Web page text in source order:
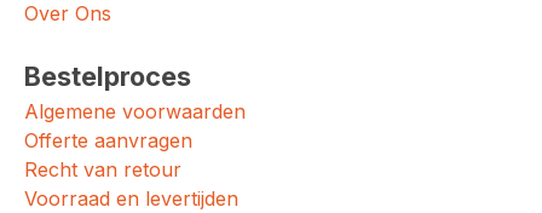
Over Ons
Bestelproces
Algemene voorwaarden
Offerte aanvragen
Recht van retour
Voorraad en levertijden